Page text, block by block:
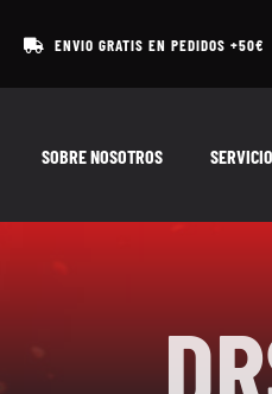
ENVIO GRATIS EN PEDIDOS +50€
SOBRE NOSOTROS